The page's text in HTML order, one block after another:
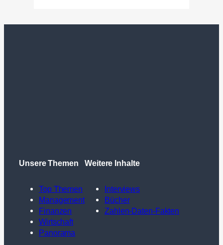
Unsere Themen
Top Themen
Management
Finanzen
Wirtschaft
Panorama
Weitere Inhalte
Interviews
Bücher
Zahlen-Daten-Fakten